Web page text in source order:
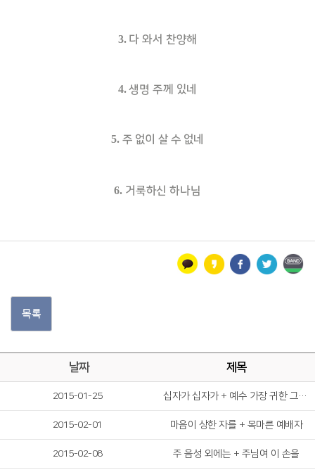
3. 다 와서 찬양해
4.생명 주께 있네
5. 주 없이 살 수 없네
6. 거룩하신 하나님
목록
날짜 제목
2015-01-25 십자가 십자가 + 예수 가장 귀한 그 이름
2015-02-01 마음이 상한 자를 + 목마른 예배자
2015-02-08 주 음성 외에는 + 주님여 이 손을